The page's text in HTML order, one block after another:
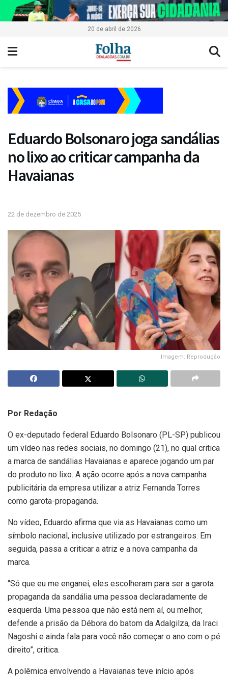
20 de abril de 2026
Eduardo Bolsonaro joga sandálias
no lixo ao criticar campanha da
Havaianas
22 de dezembro de 2025
Imagem: Reprodução
Por Redação
O ex-deputado federal Eduardo Bolsonaro (PL-SP) publicou
um vídeo nas redes sociais, no domingo (21), no qual critica
a marca de sandálias Havaianas e aparece jogando um par
do produto no lixo. A ação ocorre após a nova campanha
publicitária da empresa utilizar a atriz Fernanda Torres
como garota-propaganda.
No vídeo, Eduardo afirma que via as Havaianas como um
símbolo nacional, inclusive utilizado por estrangeiros. Em
seguida, passa a criticar a atriz e a nova campanha da
marca.
“Só que eu me enganei, eles escolheram para ser a garota
propaganda da sandália uma pessoa declaradamente de
esquerda. Uma pessoa que não está nem aí, ou melhor,
defende a prisão da Débora do batom da Adalgilza, da Iraci
Nagoshi e ainda fala para você não começar o ano com o pé
direito”, critica.
A polêmica envolvendo a Havaianas teve início após